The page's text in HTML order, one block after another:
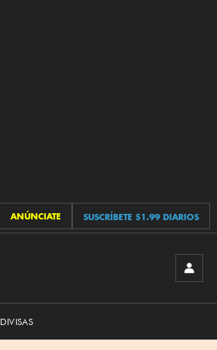
ANÚNCIATE SUSCRÍBETE $1.99 DIARIOS
DIVISAS